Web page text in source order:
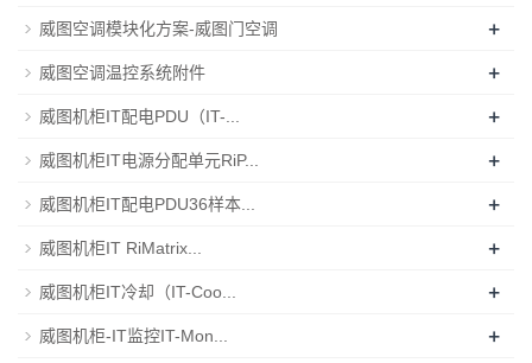
威图空调模块化方案-威图门空调 +
威图空调温控系统附件 +
威图机柜IT配电PDU（IT-... +
威图机柜IT电源分配单元RiP... +
威图机柜IT配电PDU36样本... +
威图机柜IT RiMatrix... +
威图机柜IT冷却（IT-Coo... +
威图机柜-IT监控IT-Mon... +